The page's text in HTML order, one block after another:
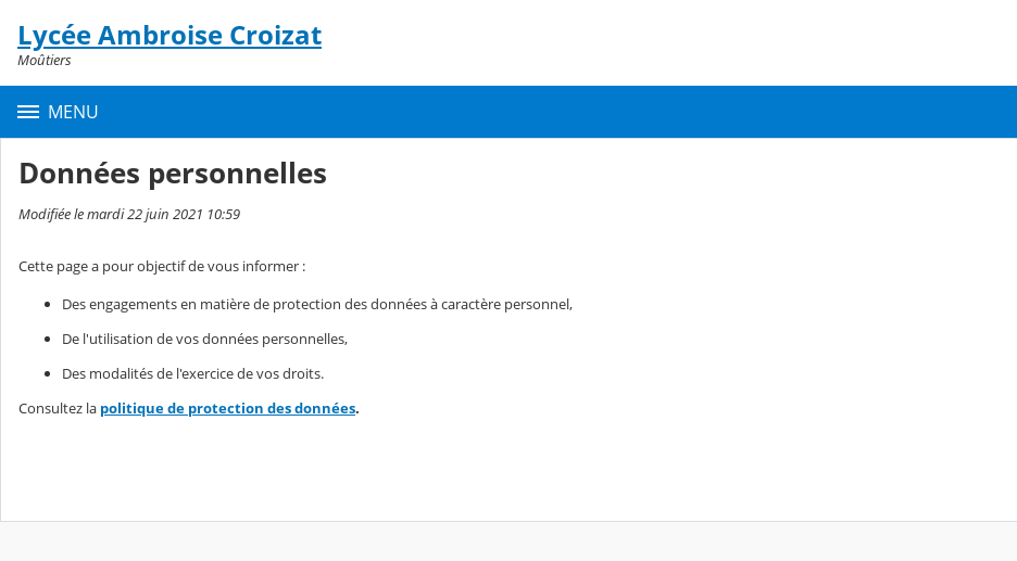
Contenu
Lycée Ambroise Croizat
Moûtiers
MENU
Données personnelles
Modifiée le mardi 22 juin 2021 10:59
Cette page a pour objectif de vous informer :
Des engagements en matière de protection des données à caractère personnel,
De l'utilisation de vos données personnelles,
Des modalités de l'exercice de vos droits.
Consultez la politique de protection des données.